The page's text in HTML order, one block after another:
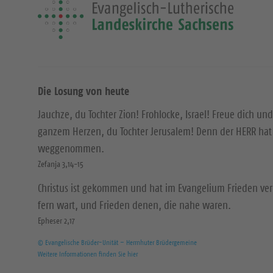
Die Losung von heute
Jauchze, du Tochter Zion! Frohlocke, Israel! Freue dich
ganzem Herzen, du Tochter Jerusalem! Denn der HERR
weggenommen.
Zefanja 3,14-15
Christus ist gekommen und hat im Evangelium Frieden
fern wart, und Frieden denen, die nahe waren.
Epheser 2,17
© Evangelische Brüder-Unität – Herrnhuter Brüdergemeine
Weitere Informationen finden Sie hier